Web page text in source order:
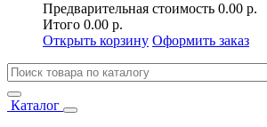
Предварительная стоимость 0.00 р.
Итого 0.00 р.
Открыть корзину Оформить заказ
Каталог